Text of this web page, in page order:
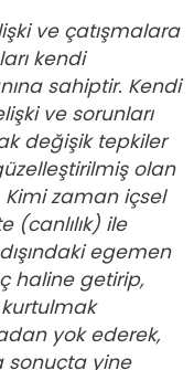
ve çatışmalara
kendi
sahiptir. Kendi
ve sorunları
değişik tepkiler
olan
Kimi zaman içsel
(canlılık) ile
egemen
haline getirip,
yok ederek,
sonuçta yine